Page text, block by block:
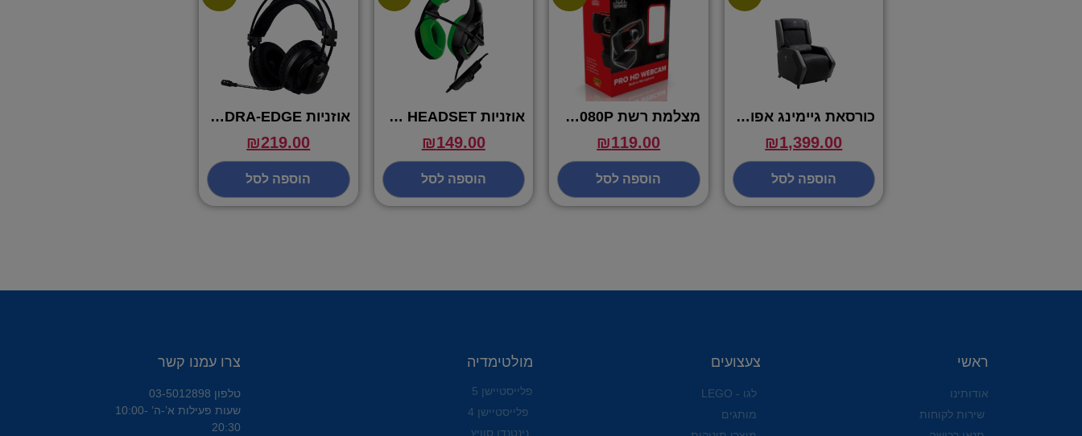
כורסאת גיימינג אפור – DRAGON PRO DLX SOFA
₪1,399.00
הוספה לסל
מצלמת רשת PRO WEBCAM FHD 1080P – מצלמה למחשב
₪119.00
הוספה לסל
אוזניות K1 STEREO GAMING HEADSET
₪149.00
הוספה לסל
אוזניות DRAGON GPDRA-EDGE
₪219.00
הוספה לסל
ראשי
אודותינו
שירות לקוחות
צעצועים
לגו - LEGO
מותגים
מולטימדיה
פלייסטיישן 5
פלייסטיישן 4
נינטנדו סוויץ
צרו עמנו קשר
טלפון 03-5012898
שעות פעילות א’-ה’ 10:00-
20:30